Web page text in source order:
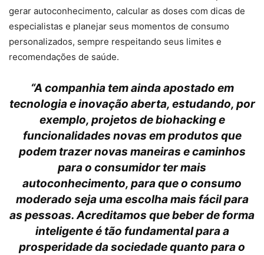
gerar autoconhecimento, calcular as doses com dicas de
especialistas e planejar seus momentos de consumo
personalizados, sempre respeitando seus limites e
recomendações de saúde.
“A companhia tem ainda apostado em
tecnologia e inovação aberta, estudando, por
exemplo, projetos de biohacking e
funcionalidades novas em produtos que
podem trazer novas maneiras e caminhos
para o consumidor ter mais
autoconhecimento, para que o consumo
moderado seja uma escolha mais fácil para
as pessoas. Acreditamos que beber de forma
inteligente é tão fundamental para a
prosperidade da sociedade quanto para o